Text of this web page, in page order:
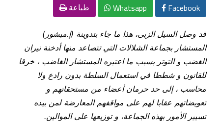
Facebook
Whatsapp طباعة
قد وصل السيل الزبى، هذا ما جاء بتدوينة (إ.مبشور)
المستشار بجماعة الشلالات التي تتصاعد منها أدخنة نيران
الغضب و التوتر بسبب ما اعتبره المستشار الغاضب ، خرقا
للقانون و شططا في استعمال السلطة بدون رادع ولا
محاسب ، إلى حد حرمان أعضاء من مستحقاتهم و
تعويضاتهم عقابا لهم على مواقفهم المعارضة لمن بيده
تسيير الأمور بهذه الجماعة، و توزيعها على الموالين.